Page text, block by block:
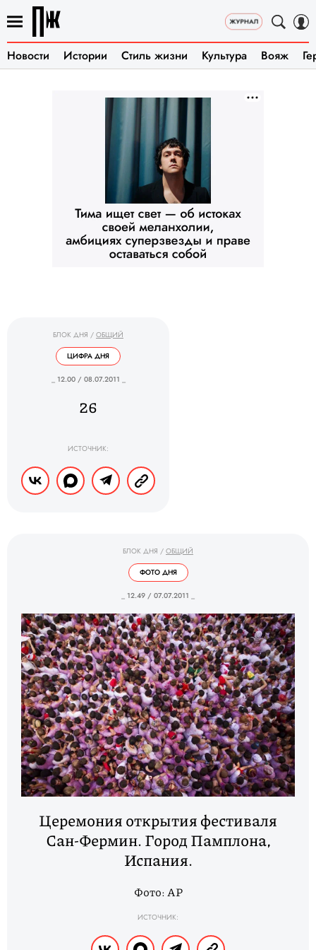
Новости Истории Стиль жизни Культура Вояж
БЛОК ДНЯ / ОБЩИЙ
ЦИФРА ДНЯ
_ 12.00 / 08.07.2011 _
26
ИСТОЧНИК:
БЛОК ДНЯ / ОБЩИЙ
ФОТО ДНЯ
_ 12.49 / 07.07.2011 _
Церемония открытия фестиваля
Сан-Фермин. Город Памплона,
Испания.
Фото: AP
ИСТОЧНИК: